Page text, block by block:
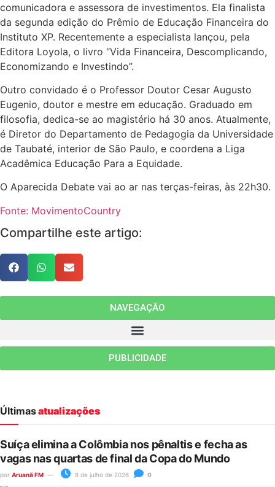
comunicadora e assessora de investimentos. Ela finalista
da segunda edição do Prêmio de Educação Financeira do
Instituto XP. Recentemente a especialista lançou, pela
Editora Loyola, o livro “Vida Financeira, Descomplicando,
Economizando e Investindo”.
Outro convidado é o Professor Doutor Cesar Augusto
Eugenio, doutor e mestre em educação. Graduado em
filosofia, dedica-se ao magistério há 30 anos. Atualmente,
é Diretor do Departamento de Pedagogia da Universidade
de Taubaté, interior de São Paulo, e coordena a Liga
Acadêmica Educação Para a Equidade.
O Aparecida Debate vai ao ar nas terças-feiras, às 22h30.
Fonte: MovimentoCountry
Compartilhe este artigo:
NAVEGAÇÃO
PUBLICIDADE
Últimasatualizações
Suíça elimina a Colômbia nos pênaltis e fecha as
vagas nas quartas de final da Copa do Mundo
por Aruanã FM 8 de julho de 2026 0